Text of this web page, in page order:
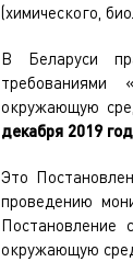
(химического,
В Беларуси
требованиями
окружающую
декабря 2019
Это
проведению
Постановление
окружающую